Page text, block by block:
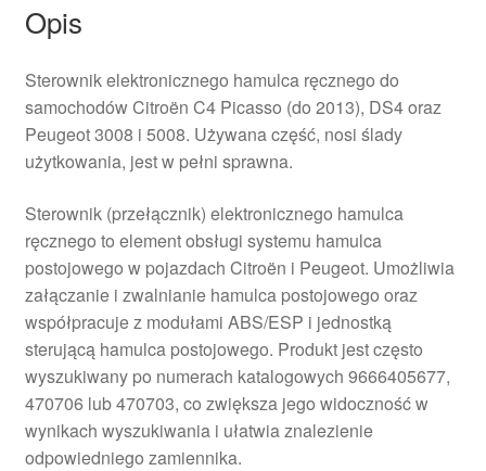
Opis
Sterownik elektronicznego hamulca ręcznego do
samochodów Citroën C4 Picasso (do 2013), DS4 oraz
Peugeot 3008 i 5008. Używana część, nosi ślady
użytkowania, jest w pełni sprawna.
Sterownik (przełącznik) elektronicznego hamulca
ręcznego to element obsługi systemu hamulca
postojowego w pojazdach Citroën i Peugeot. Umożliwia
załączanie i zwalnianie hamulca postojowego oraz
współpracuje z modułami ABS/ESP i jednostką
sterującą hamulca postojowego. Produkt jest często
wyszukiwany po numerach katalogowych 9666405677,
470706 lub 470703, co zwiększa jego widoczność w
wynikach wyszukiwania i ułatwia znalezienie
odpowiedniego zamiennika.